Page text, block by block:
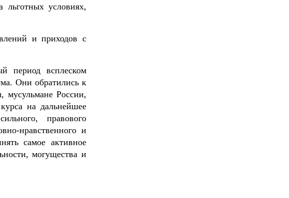
условиях,
и приходов с
период всплеском
Они обратились к
мусульмане России,
на дальнейшее
правового
нравственного и
самое активное
могущества и